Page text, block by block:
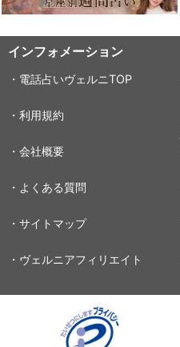
インフォメーション
・電話占いヴェルニTOP
・利用規約
・会社概要
・よくある質問
・サイトマップ
・ヴェルニアフィリエイト